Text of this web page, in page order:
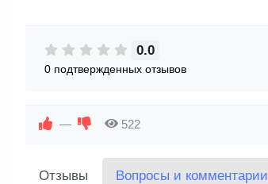
0.0
0 подтвержденных отзывов
— 522
Отзывы Вопросы и комментарии